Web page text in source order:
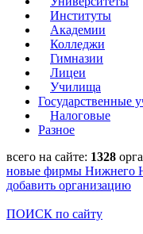
Институты
Академии
Колледжи
Гимназии
Лицеи
Училища
Государственные
Налоговые
Разное
всего на сайте: 1328
новые фирмы Нижнего
добавить организацию
ПОИСК по сайту